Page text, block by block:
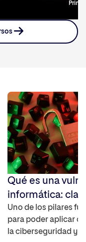
Qué es una
informática:
entender la
ciberseguridad
Uno de los pilares
para poder aplicar
la ciberseguridad y